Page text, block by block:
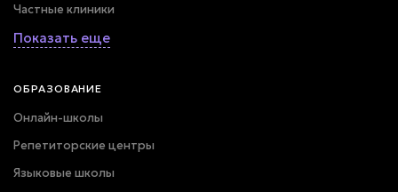
Частные клиники
Показать еще
ОБРАЗОВАНИЕ
Онлайн-школы
Репетиторские центры
Языковые школы